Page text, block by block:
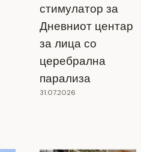
стимулатор за
Дневниот центар
за лица со
церебрална
парализа
31.07.2026